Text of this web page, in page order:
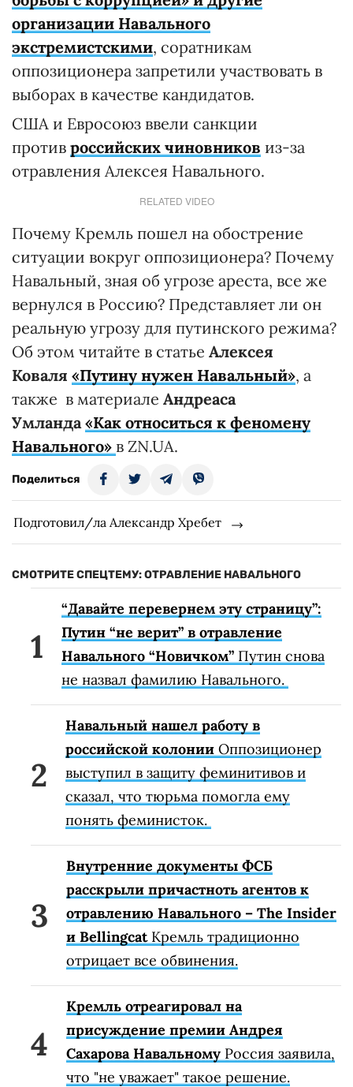
организации Навального
экстремистскими, соратникам
оппозиционера запретили участвовать в
выборах в качестве кандидатов.
США и Евросоюз ввели санкции
против российских чиновников из-за
отравления Алексея Навального.
RELATED VIDEO
Почему Кремль пошел на обострение
ситуации вокруг оппозиционера? Почему
Навальный, зная об угрозе ареста, все же
вернулся в Россию? Представляет ли он
реальную угрозу для путинского режима?
Об этом читайте в статье Алексея
Коваля «Путину нужен Навальный», а
также в материале Андреаса
Умланда «Как относиться к феномену
Навального» в ZN.UA.
Поделиться
Подготовил/ла Александр Хребет
СМОТРИТЕ СПЕЦТЕМУ: ОТРАВЛЕНИЕ НАВАЛЬНОГО
“Давайте перевернем эту страницу”:
Путин “не верит” в отравление
Навального “Новичком” Путин снова
не назвал фамилию Навального.
Навальный нашел работу в
российской колонии Оппозиционер
выступил в защиту феминитивов и
сказал, что тюрьма помогла ему
понять феминисток.
Внутренние документы ФСБ
расскрыли причастноть агентов к
отравлению Навального – The Insider
и BellingcatКремль традиционно
отрицает все обвинения.
Кремль отреагировал на
присуждение премии Андрея
Сахарова Навальному Россия заявила,
что "не уважает" такое решение.